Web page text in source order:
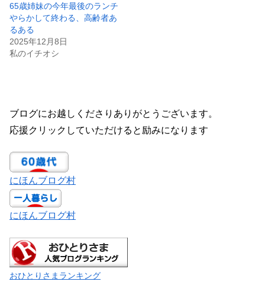
65歳姉妹の今年最後のランチ
やらかして終わる、高齢者あ
るある
2025年12月8日
私のイチオシ
ブログにお越しくださりありがとうございます。
応援クリックしていただけると励みになります
にほんブログ村
にほんブログ村
おひとりさまランキング